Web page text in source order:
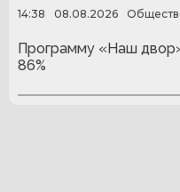
14:38 08.08.2026
Программу «Наш
86%